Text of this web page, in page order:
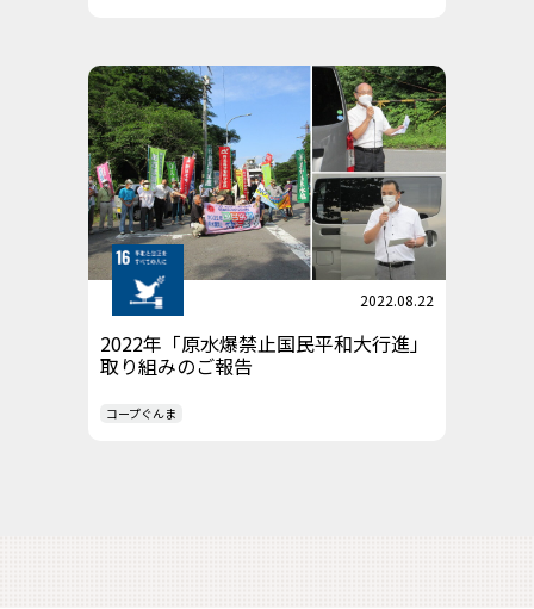
2022.08.22
2022年「原水爆禁止国民平和大行進」
取り組みのご報告
コープぐんま